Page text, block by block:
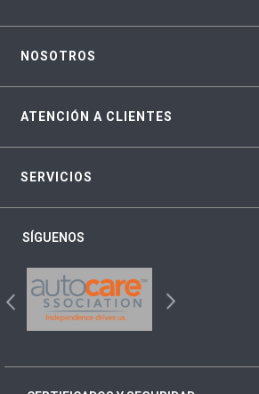
NOSOTROS
ATENCIÓN A CLIENTES
SERVICIOS
SÍGUENOS